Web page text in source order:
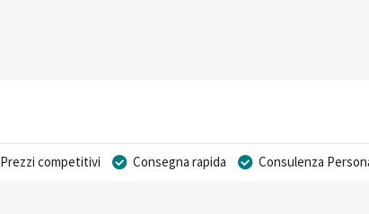
Prezzi competitivi Consegna rapida Consulenza